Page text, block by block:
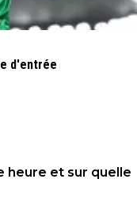
d'entrée
heure et sur quelle